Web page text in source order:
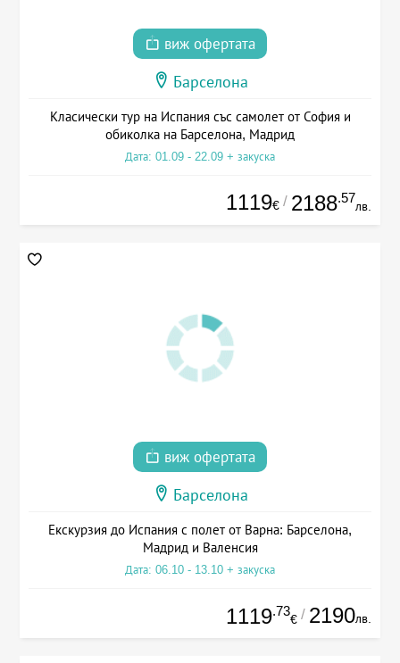
виж офертата
Барселона
Класически тур на Испания със самолет от София и
обиколка на Барселона, Мадрид
Дата: 01.09 - 22.09 + закуска
1119€ / 2188.57
лв.
виж офертата
Барселона
Екскурзия до Испания с полет от Варна: Барселона,
Мадрид и Валенсия
Дата: 06.10 - 13.10 + закуска
1119.73
€ / 2190лв.